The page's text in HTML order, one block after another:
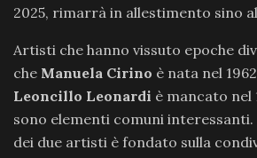
2025, rimarrà in allestimento sino
Artisti che hanno vissuto epoche
che Manuela Cirino è nata nel
Leoncillo Leonardi è mancato nel
sono elementi comuni
dei due artisti è fondato sulla